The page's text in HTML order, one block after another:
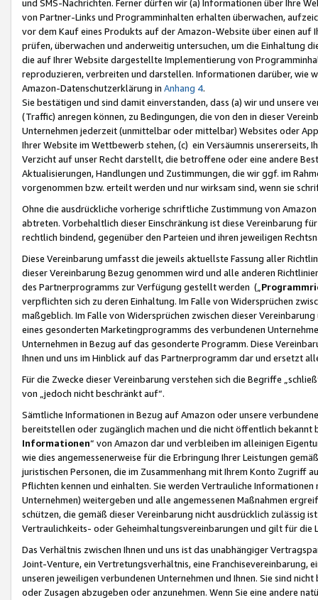
und SMS-Nachrichten. Ferner dürfen wir (a) Informationen über Ihre
von Partner-Links und Programminhalten erhalten überwachen,
vor dem Kauf eines Produkts auf der Amazon-Website über einen
prüfen, überwachen und anderweitig untersuchen, um die Einhaltung
die auf Ihrer Website dargestellte Implementierung von
reproduzieren, verbreiten und darstellen. Informationen darüber, wie
Amazon-Datenschutzerklärung in Anhang 4.
Sie bestätigen und sind damit einverstanden, dass (a) wir und
(Traffic) anregen können, zu Bedingungen, die von den in dieser
Unternehmen jederzeit (unmittelbar oder mittelbar) Websites oder
Ihrer Website im Wettbewerb stehen, (c) ein Versäumnis unsererseits,
Verzicht auf unser Recht darstellt, die betroffene oder eine andere
Aktualisierungen, Handlungen und Zustimmungen, die wir ggf. im
vorgenommen bzw. erteilt werden und nur wirksam sind, wenn sie
Ohne die ausdrückliche vorherige schriftliche Zustimmung von
abtreten. Vorbehaltlich dieser Einschränkung ist diese Vereinbarung
rechtlich bindend, gegenüber den Parteien und ihren jeweiligen
Diese Vereinbarung umfasst die jeweils aktuellste Fassung aller
dieser Vereinbarung Bezug genommen wird und alle anderen
des Partnerprogramms zur Verfügung gestellt werden („
verpflichten sich zu deren Einhaltung. Im Falle von Widersprüchen
maßgeblich. Im Falle von Widersprüchen zwischen dieser
eines gesonderten Marketingprogramms des verbundenen
Unternehmen in Bezug auf das gesonderte Programm. Diese
Ihnen und uns im Hinblick auf das Partnerprogramm dar und ersetzt
Für die Zwecke dieser Vereinbarung verstehen sich die Begriffe
von „jedoch nicht beschränkt auf“.
Sämtliche Informationen in Bezug auf Amazon oder unsere
bereitstellen oder zugänglich machen und die nicht öffentlich
Informationen“ von Amazon dar und verbleiben im alleinigen
wie dies angemessenerweise für die Erbringung Ihrer Leistungen
juristischen Personen, die im Zusammenhang mit Ihrem Konto
Pflichten kennen und einhalten. Sie werden Vertrauliche
Unternehmen) weitergeben und alle angemessenen Maßnahmen
schützen, die gemäß dieser Vereinbarung nicht ausdrücklich zulässig
Vertraulichkeits- oder Geheimhaltungsvereinbarungen und gilt für die
Das Verhältnis zwischen Ihnen und uns ist das unabhängiger
Joint-Venture, ein Vertretungsverhältnis, eine Franchisevereinbarung,
unseren jeweiligen verbundenen Unternehmen und Ihnen. Sie sind
oder Zusagen abzugeben oder anzunehmen. Wenn Sie eine andere